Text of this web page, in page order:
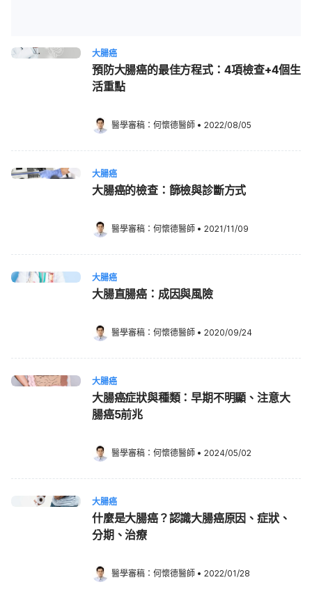
大腸癌
預防大腸癌的最佳方程式：4項檢查+4個生
活重點
醫學審稿： 何懷德醫師 • 2022/08/05
大腸癌
大腸癌的檢查：篩檢與診斷方式
醫學審稿： 何懷德醫師 • 2021/11/09
大腸癌
大腸直腸癌：成因與風險
醫學審稿： 何懷德醫師 • 2020/09/24
大腸癌
大腸癌症狀與種類：早期不明顯、注意大
腸癌5前兆
醫學審稿： 何懷德醫師 • 2024/05/02
大腸癌
什麼是大腸癌？認識大腸癌原因、症狀、
分期、治療
醫學審稿： 何懷德醫師 • 2022/01/28